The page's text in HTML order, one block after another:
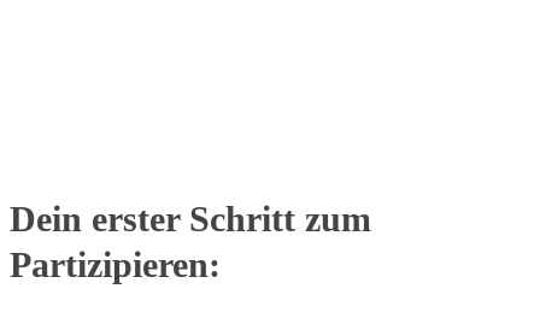
Dein erster Schritt zum
Partizipieren: